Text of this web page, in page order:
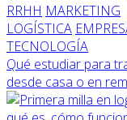
RRHH MARKETING
LOGÍSTICA
TECNOLOGÍA
Qué estudiar para
desde casa o en